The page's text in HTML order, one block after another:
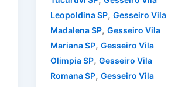
Leopoldina SP,Gesseiro Vila
Madalena SP,Gesseiro Vila
Mariana SP,Gesseiro Vila
Olimpia SP,Gesseiro Vila
Romana SP,Gesseiro Vila